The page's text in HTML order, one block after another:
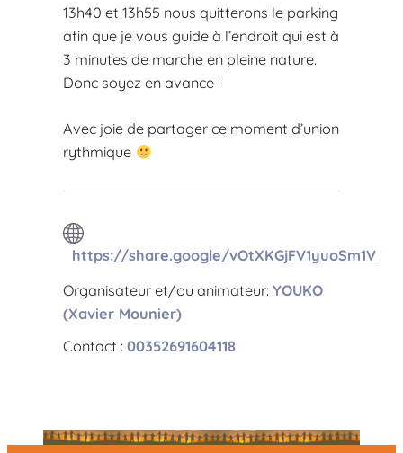
13h40 et 13h55 nous quitterons le parking
afin que je vous guide à l’endroit qui est à
3 minutes de marche en pleine nature.
Donc soyez en avance !
Avec joie de partager ce moment d’union
rythmique
https://share.google/vOtXKGjFV1yuoSm1V
Organisateur et/ou animateur: YOUKO
(Xavier Mounier)
Contact : 00352691604118